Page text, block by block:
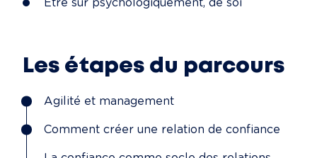
Être sûr psychologiquement, de soi
Les étapes du parcours
Agilité et management
Comment créer une relation de confiance